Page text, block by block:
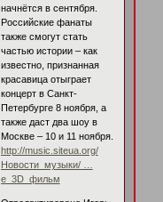
начнётся в сентября.
Российские фанаты
также смогут стать
частью истории – как
известно, признанная
красавица отыграет
концерт в Санкт-
Петербурге 8 ноября, а
также даст два шоу в
Москве – 10 и 11 ноября.
http://music.siteua.org/
Новости_музыки/ …
е_3D_фильм